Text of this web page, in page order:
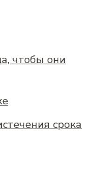
чтобы они
срока